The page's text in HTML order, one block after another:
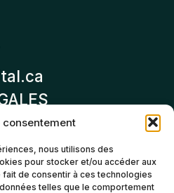
consentement
nous utilisons des
pour stocker et/ou accéder aux
de consentir à ces technologies
telles que le comportement
et